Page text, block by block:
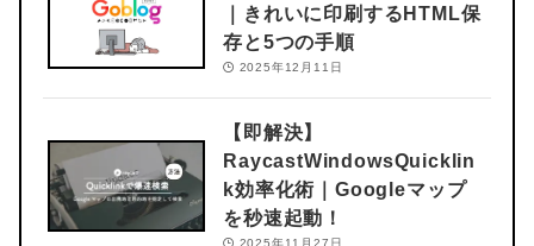
｜きれいに印刷するHTML保
存と5つの手順
2025年12月11日
【即解決】
RaycastWindowsQuicklin
k効率化術｜Googleマップ
を秒速起動！
2025年11月27日